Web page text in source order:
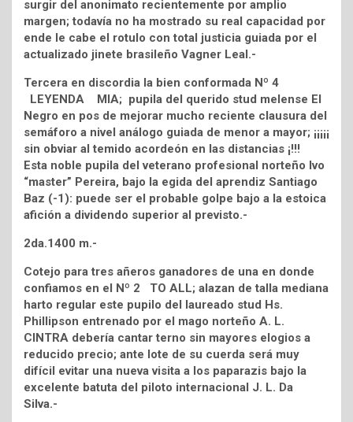
surgir del anonimato recientemente por amplio
margen; todavía no ha mostrado su real capacidad por
ende le cabe el rotulo con total justicia guiada por el
actualizado jinete brasileño Vagner Leal.-
Tercera en discordia la bien conformada Nº 4
LEYENDA MIA; pupila del querido stud melense El
Negro en pos de mejorar mucho reciente clausura del
semáforo a nivel análogo guiada de menor a mayor; ¡¡¡¡¡
sin obviar al temido acordeón en las distancias ¡!!!
Esta noble pupila del veterano profesional norteño Ivo
“master” Pereira, bajo la egida del aprendiz Santiago
Baz (-1): puede ser el probable golpe bajo a la estoica
afición a dividendo superior al previsto.-
2da.1400 m.-
Cotejo para tres añeros ganadores de una en donde
confiamos en el Nº 2 TO ALL; alazan de talla mediana
harto regular este pupilo del laureado stud Hs.
Phillipson entrenado por el mago norteño A. L.
CINTRA debería cantar terno sin mayores elogios a
reducido precio; ante lote de su cuerda será muy
difícil evitar una nueva visita a los paparazis bajo la
excelente batuta del piloto internacional J. L. Da
Silva.-